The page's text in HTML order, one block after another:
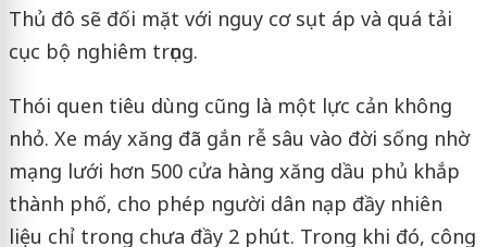
Thủ đô sẽ đối mặt với nguy cơ sụt áp và quá tải
cục bộ nghiêm trọng.
Thói quen tiêu dùng cũng là một lực cản không
nhỏ. Xe máy xăng đã gắn rễ sâu vào đời sống nhờ
mạng lưới hơn 500 cửa hàng xăng dầu phủ khắp
thành phố, cho phép người dân nạp đầy nhiên
liệu chỉ trong chưa đầy 2 phút. Trong khi đó, công